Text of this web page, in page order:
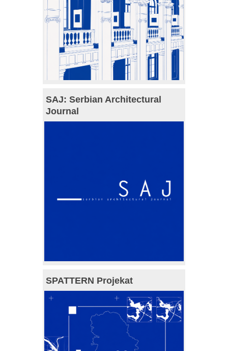
SAJ: Serbian Architectural
Journal
SPATTERN Projekat